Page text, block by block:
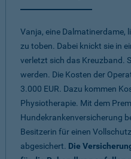
Vanja, eine Dalmatinerdame,
zu toben. Dabei knickt sie in
verletzt sich das Kreuzband.
werden. Die Kosten der
3.000 EUR. Dazu kommen
Physiotherapie. Mit dem
Hundekrankenversicherung
Besitzerin für einen
abgesichert. Die